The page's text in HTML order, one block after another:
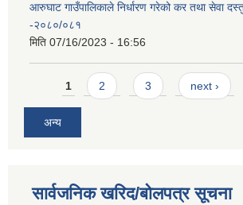
आरुघाट गाउँपालिकाले निर्धारण गरेको कर तथा सेवा
-२०८०/०८१
मिति 07/16/2023 - 16:56
Pages
1 2 3 next ›
अन्य
सार्वजनिक खरिद/बोलपत्र सूचना